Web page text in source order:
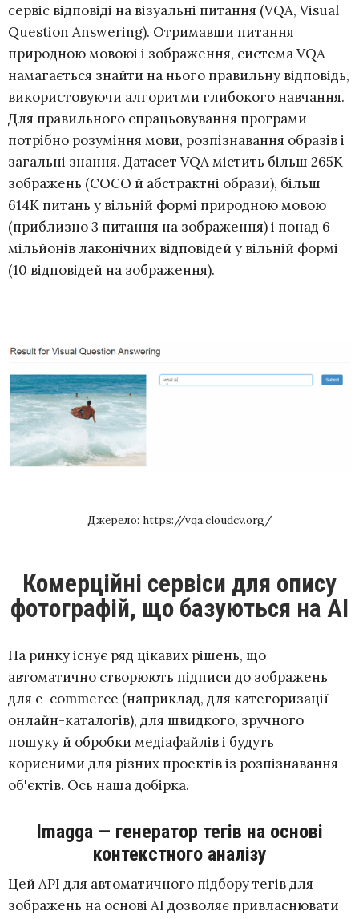
сервіс відповіді на візуальні питання (VQA, Visual
Question Answering). Отримавши питання
природною мовоюі і зображення, система VQA
намагається знайти на нього правильну відповідь,
використовуючи алгоритми глибокого навчання.
Для правильного спрацьовування програми
потрібно розуміння мови, розпізнавання образів і
загальні знання. Датасет VQA містить більш 265K
зображень (COCO й абстрактні образи), більш
614K питань у вільній формі природною мовою
(приблизно 3 питання на зображення) і понад 6
мільйонів лаконічних відповідей у ​​вільній формі
(10 відповідей на зображення).
Джерело: https://vqa.cloudcv.org/
Комерційні сервіси для опису
фотографій, що базуються на АІ
На ринку існує ряд цікавих рішень, що
автоматично створюють підписи до зображень
для e-commerce (наприклад, для категоризації
онлайн-каталогів), для швидкого, зручного
пошуку й обробки медіафайлів і будуть
корисними для різних проектів із розпізнавання
об'єктів. Ось наша добірка.
Imagga — генератор тегів на основі
контекстного аналізу
Цей API для автоматичного підбору тегів для
зображень на основі АІ дозволяє привласнювати